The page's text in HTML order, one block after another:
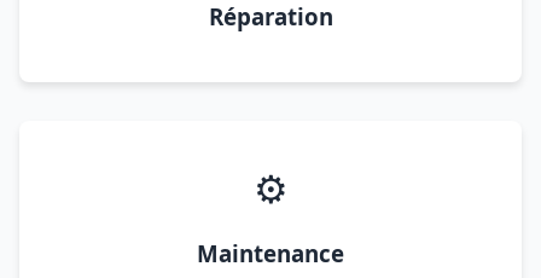
Réparation
⚙️
Maintenance